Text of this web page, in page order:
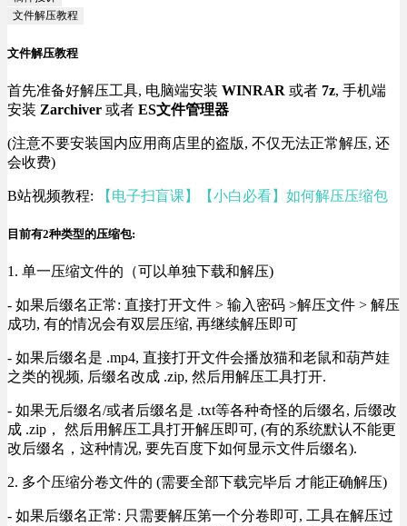
文件解压教程
文件解压教程
首先准备好解压工具, 电脑端安装 WINRAR 或者 7z, 手机端
安装 Zarchiver 或者 ES文件管理器
(注意不要安装国内应用商店里的盗版, 不仅无法正常解压, 还
会收费)
B站视频教程: 【电子扫盲课】【小白必看】如何解压压缩包
目前有2种类型的压缩包:
1. 单一压缩文件的（可以单独下载和解压)
- 如果后缀名正常: 直接打开文件 > 输入密码 >解压文件 > 解压
成功, 有的情况会有双层压缩, 再继续解压即可
- 如果后缀名是 .mp4, 直接打开文件会播放猫和老鼠和葫芦娃
之类的视频, 后缀名改成 .zip, 然后用解压工具打开.
- 如果无后缀名/或者后缀名是 .txt等各种奇怪的后缀名, 后缀改
成 .zip， 然后用解压工具打开解压即可, (有的系统默认不能更
改后缀名，这种情况, 要先百度下如何显示文件后缀名).
2. 多个压缩分卷文件的 (需要全部下载完毕后 才能正确解压)
- 如果后缀名正常: 只需要解压第一个分卷即可, 工具在解压过